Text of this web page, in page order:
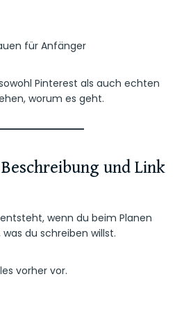
für Anfänger
Pinterest als auch echten
worum es geht.
und Link
wenn du beim Planen
du schreiben willst.
vorher vor.